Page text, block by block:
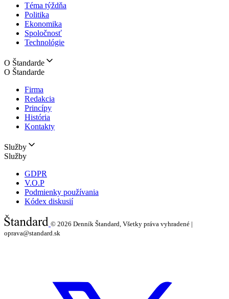
Téma týždňa
Politika
Ekonomika
Spoločnosť
Technológie
O Štandarde
O Štandarde
Firma
Redakcia
Princípy
História
Kontakty
Služby
Služby
GDPR
V.O.P
Podmienky používania
Kódex diskusií
© 2026 Denník Štandard, Všetky práva vyhradené |
oprava@standard.sk